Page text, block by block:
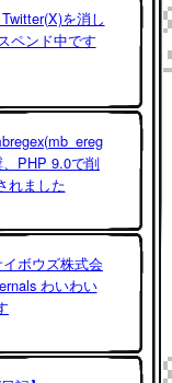
を消し
ペンド中です
PHP 9.0で削
れました
ボウズ株式会
わいわい